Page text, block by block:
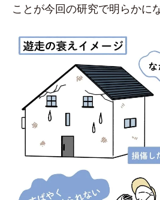
ことが今回の研究で明らかに